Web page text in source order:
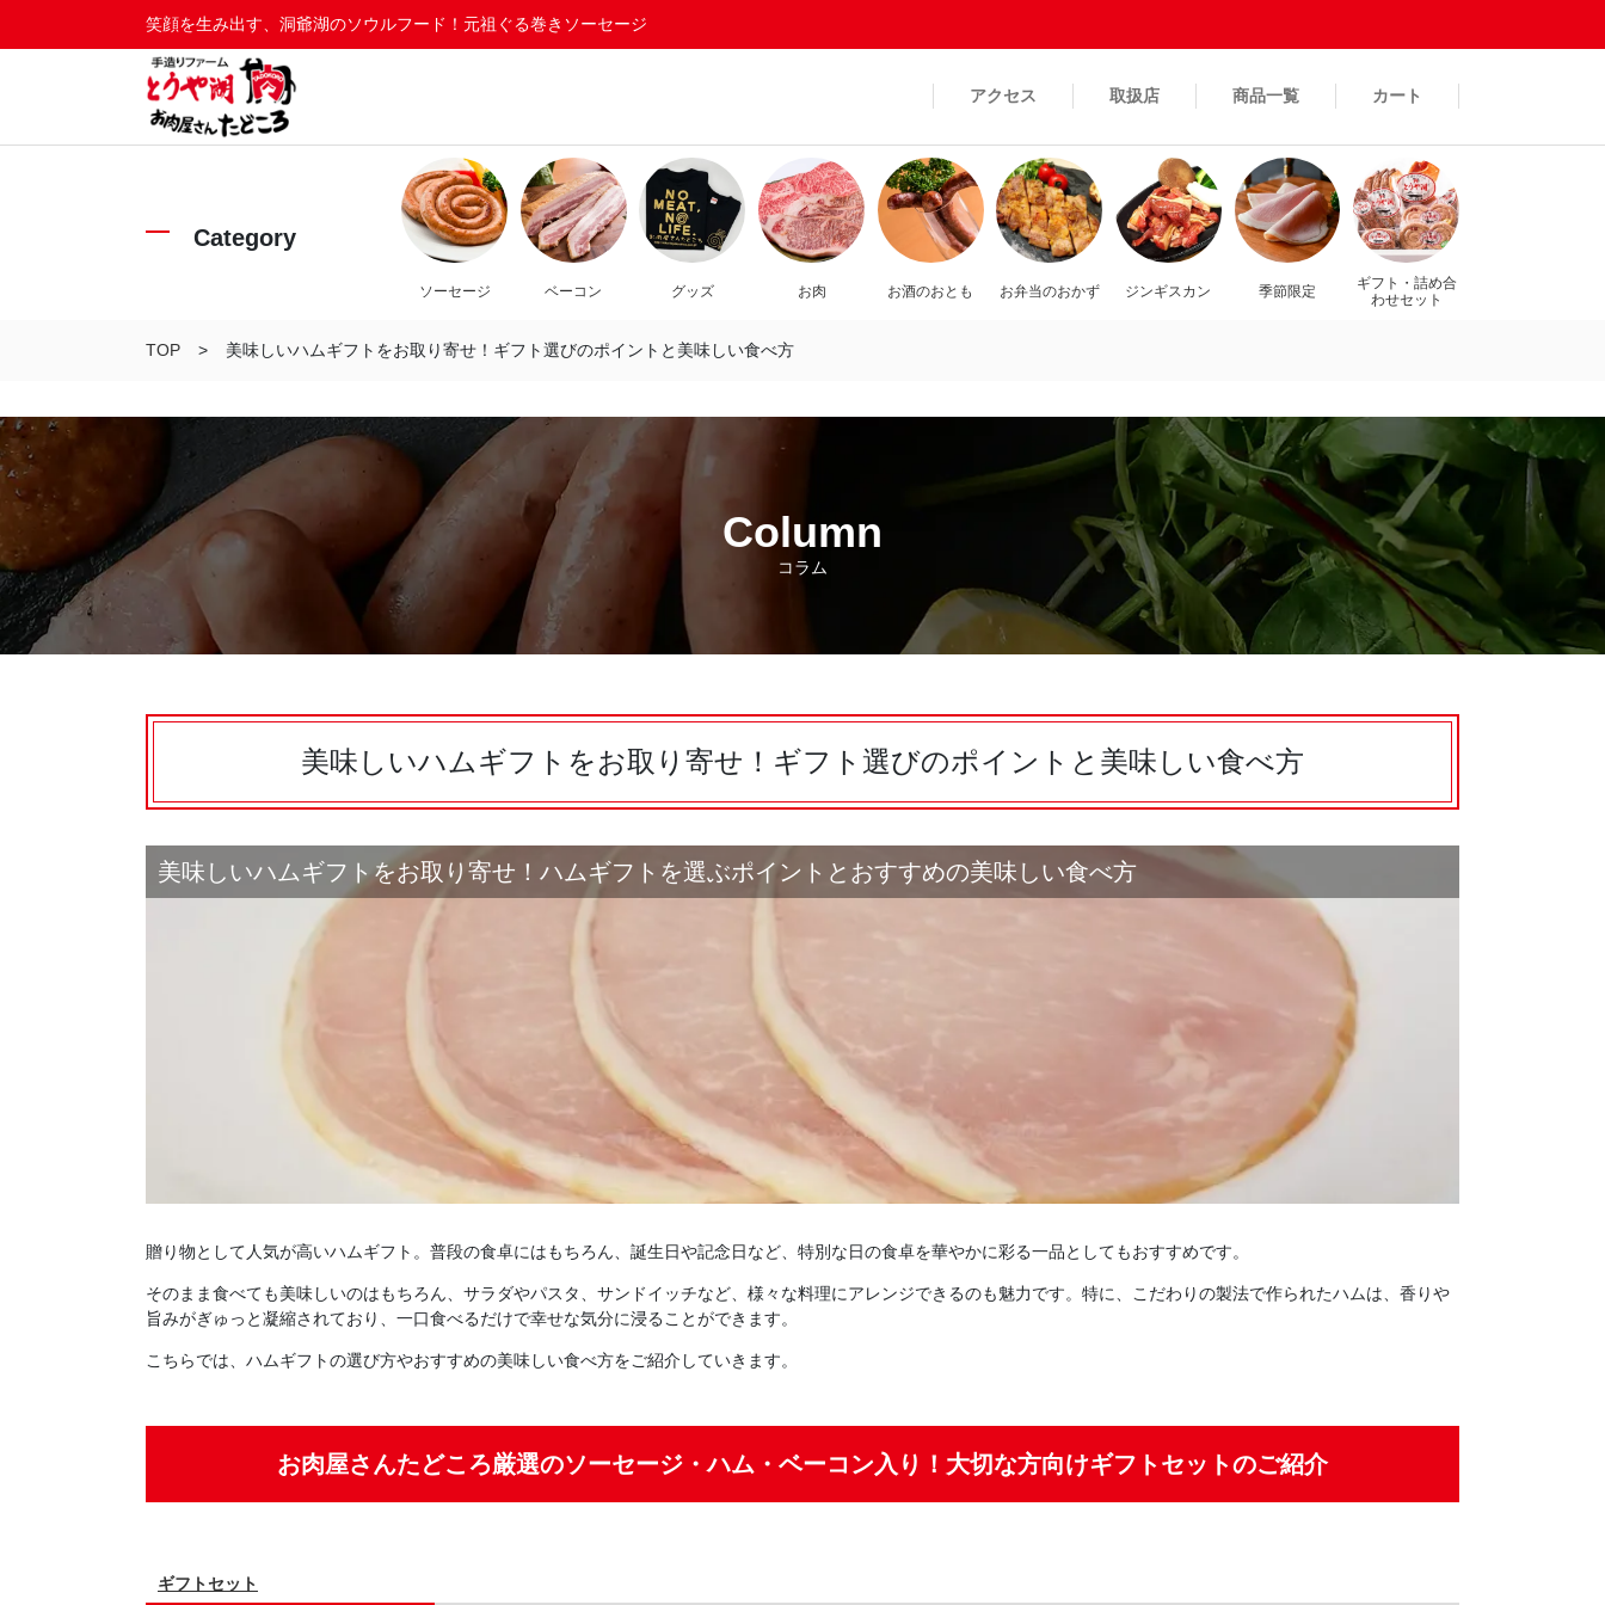
笑顔を生み出す、洞爺湖のソウルフード！元祖ぐる巻きソーセージ
アクセス 取扱店 商品一覧 カート
Category
ソーセージ ベーコン グッズ お肉 お酒のおとも お弁当のおかず ジンギスカン 季節限定
ギフト・詰め合
わせセット
TOP 美味しいハムギフトをお取り寄せ！ギフト選びのポイントと美味しい食べ方
Column
コラム
美味しいハムギフトをお取り寄せ！ギフト選びのポイントと美味しい食べ方
美味しいハムギフトをお取り寄せ！ハムギフトを選ぶポイントとおすすめの美味しい食べ方
贈り物として人気が高いハムギフト。普段の食卓にはもちろん、誕生日や記念日など、特別な日の食卓を華やかに彩る一品としてもおすすめです。
そのまま食べても美味しいのはもちろん、サラダやパスタ、サンドイッチなど、様々な料理にアレンジできるのも魅力です。特に、こだわりの製法で作られたハムは、香りや
旨みがぎゅっと凝縮されており、一口食べるだけで幸せな気分に浸ることができます。
こちらでは、ハムギフトの選び方やおすすめの美味しい食べ方をご紹介していきます。
お肉屋さんたどころ厳選のソーセージ・ハム・ベーコン入り！大切な方向けギフトセットのご紹介
ギフトセット